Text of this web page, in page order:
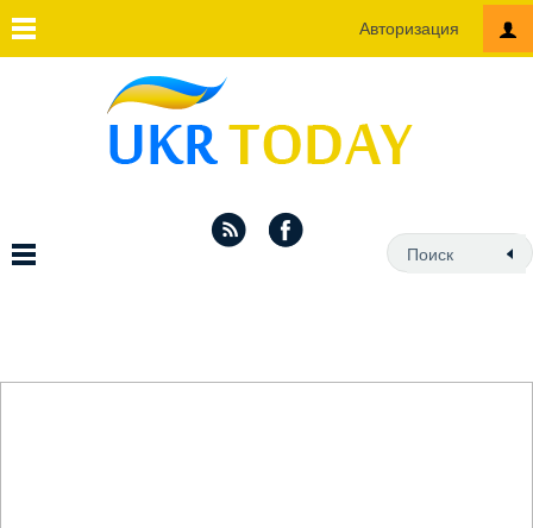
Авторизация